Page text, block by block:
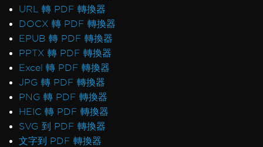
URL 轉 PDF 轉換器
DOCX 轉 PDF 轉換器
EPUB 轉 PDF 轉換器
PPTX 轉 PDF 轉換器
Excel 轉 PDF 轉換器
JPG 轉 PDF 轉換器
PNG 轉 PDF 轉換器
HEIC 轉 PDF 轉換器
SVG 到 PDF 轉換器
文字到 PDF 轉換器